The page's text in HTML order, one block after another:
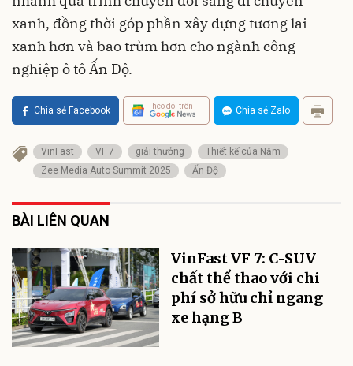
xanh, đồng thời góp phần xây dựng tương lai
xanh hơn và bao trùm hơn cho ngành công
nghiệp ô tô Ấn Độ.
Chia sẻ Facebook Theo dõi trên Chia sẻ Zalo
VinFast VF 7 giải thưởng
Thiết kế của Năm
Zee Media Auto Summit 2025
Ấn Độ
BÀI LIÊN QUAN
VinFast VF 7: C-SUV
chất thể thao với chi
phí sở hữu chỉ ngang
xe hạng B